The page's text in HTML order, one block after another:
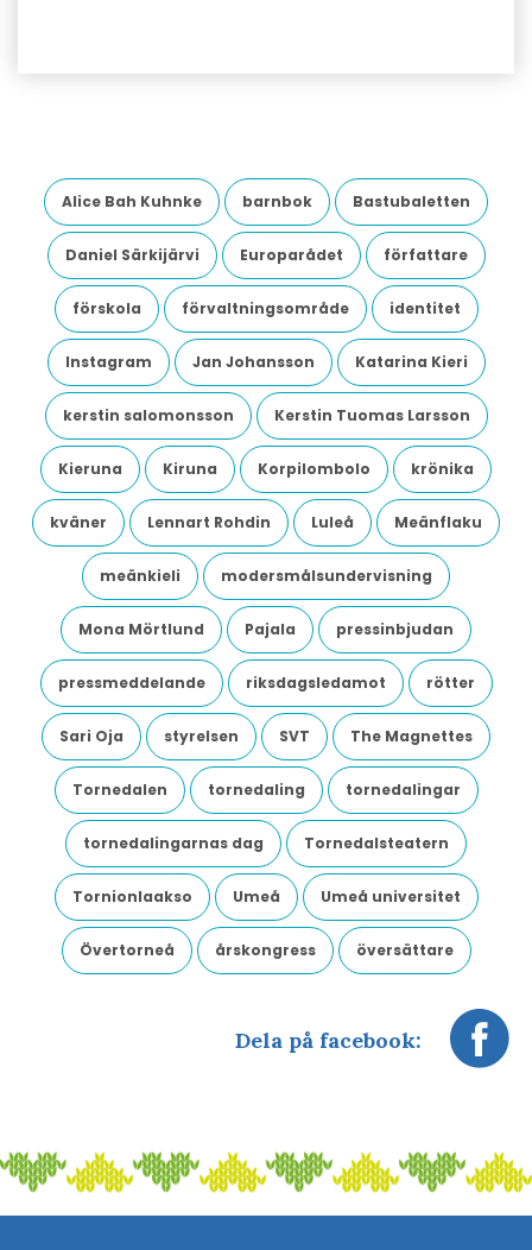
Alice Bah Kuhnke barnbok Bastubaletten
Daniel Särkijärvi Europarådet författare
förskola förvaltningsområde identitet
Instagram Jan Johansson Katarina Kieri
kerstin salomonsson Kerstin Tuomas Larsson
Kieruna Kiruna Korpilombolo krönika
kväner Lennart Rohdin Luleå Meänflaku
meänkieli modersmålsundervisning
Mona Mörtlund Pajala pressinbjudan
pressmeddelande riksdagsledamot rötter
Sari Oja styrelsen SVT The Magnettes
Tornedalen tornedaling tornedalingar
tornedalingarnas dag Tornedalsteatern
Tornionlaakso Umeå Umeå universitet
Övertorneå årskongress översättare
Dela på facebook: